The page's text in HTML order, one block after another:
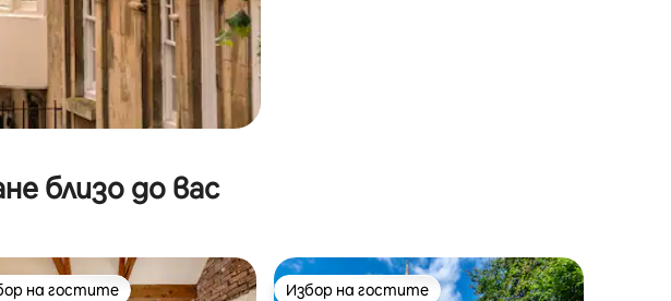
близо до вас
на гостите Избор на гостите